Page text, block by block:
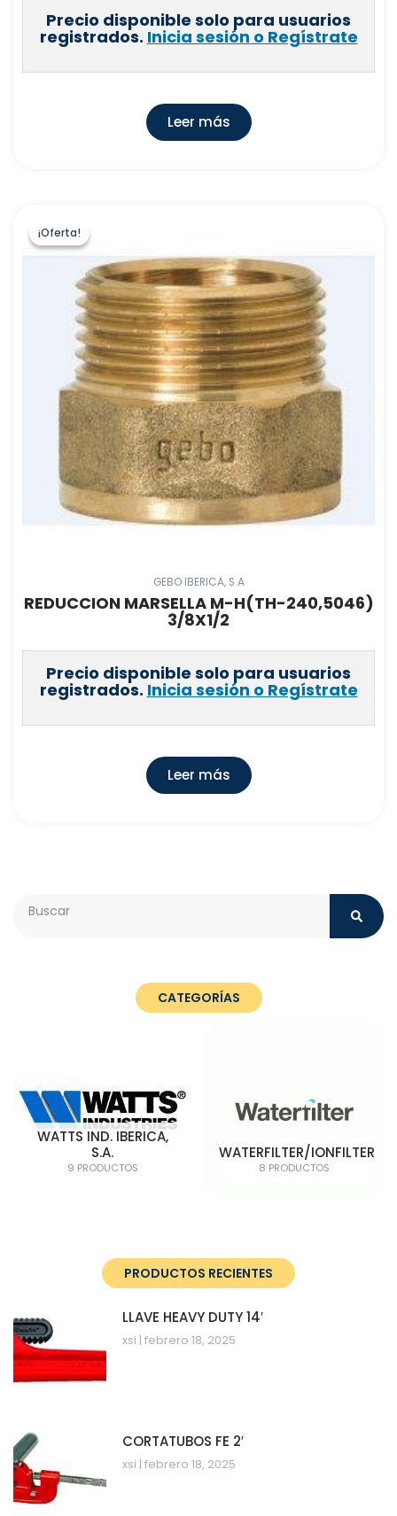
Precio disponible solo para usuarios
registrados. Inicia sesión o Regístrate
Leer más
¡Oferta!
¡Oferta!
GEBO IBERICA, S.A
REDUCCION MARSELLA M-H(TH-240,5046)
3/8X1/2
Precio disponible solo para usuarios
registrados. Inicia sesión o Regístrate
Leer más
CATEGORÍAS
WATTS IND. IBERICA,
S.A.
9 PRODUCTOS
WATERFILTER/IONFILTER
8 PRODUCTOS
PRODUCTOS RECIENTES
LLAVE HEAVY DUTY 14′
xsi febrero 18, 2025
CORTATUBOS FE 2′
xsi febrero 18, 2025